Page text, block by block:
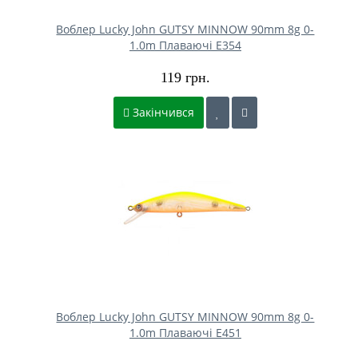
Воблер Lucky John GUTSY MINNOW 90mm 8g 0-
1.0m Плаваючі E354
119 грн.
Закінчився
Воблер Lucky John GUTSY MINNOW 90mm 8g 0-
1.0m Плаваючі E451